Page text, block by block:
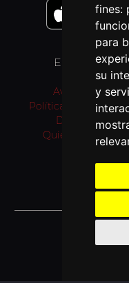
fines:
para
su
y
ENLACES
Aviso Legal
Política de
Donativos
Quiénes somos
©